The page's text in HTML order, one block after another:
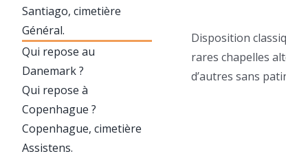
Disposition
rares chapelles
d’autres sans
Santiago, cimetière
Général.
Qui repose au
Danemark ?
Qui repose à
Copenhague ?
Copenhague, cimetière
Assistens.